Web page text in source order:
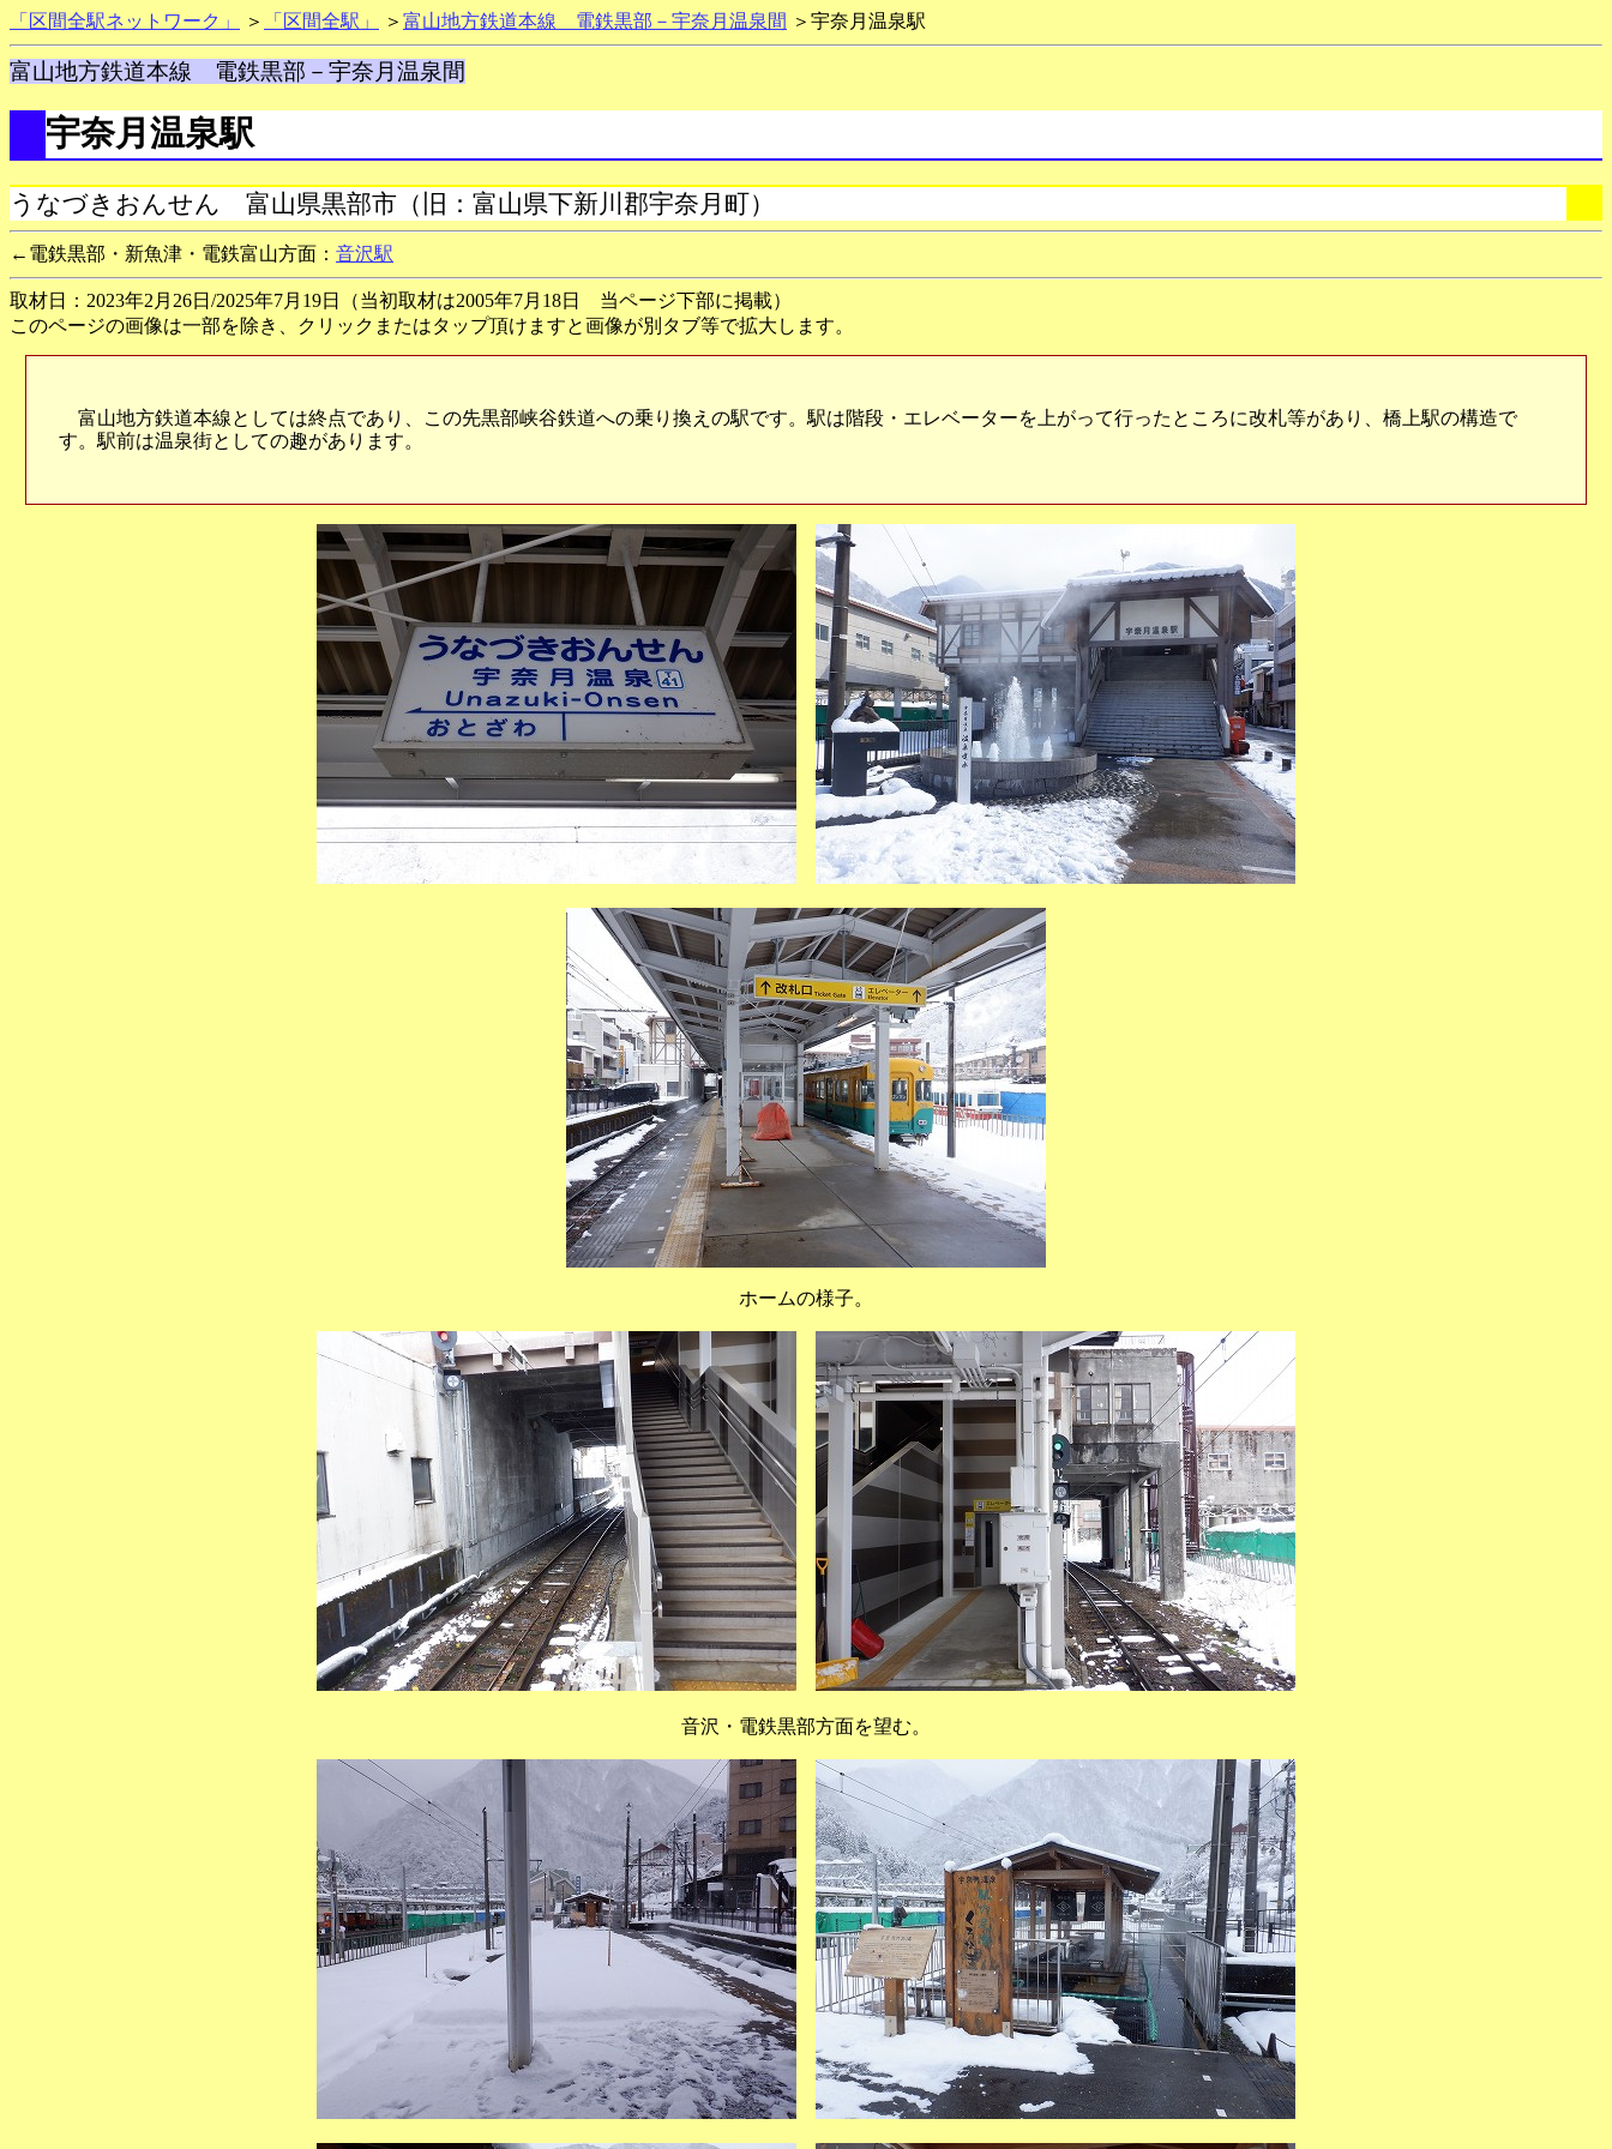
「区間全駅ネットワーク」 ＞ 「区間全駅」 ＞ 富山地方鉄道本線 電鉄黒部－宇奈月温泉間 ＞宇奈月温泉駅
富山地方鉄道本線 電鉄黒部－宇奈月温泉間
宇奈月温泉駅
うなづきおんせん 富山県黒部市（旧：富山県下新川郡宇奈月町）
←電鉄黒部・新魚津・電鉄富山方面： 音沢駅
取材日：2023年2月26日/2025年7月19日（当初取材は2005年7月18日 当ページ下部に掲載）
このページの画像は一部を除き、クリックまたはタップ頂けますと画像が別タブ等で拡大します。
富山地方鉄道本線としては終点であり、この先黒部峡谷鉄道への乗り換えの駅です。駅は階段・エレベーターを上がって行ったところに改札等があり、橋上駅の構造で
す。駅前は温泉街としての趣があります。
ホームの様子。
音沢・電鉄黒部方面を望む。